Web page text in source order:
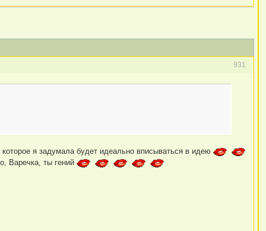
931
я задумала будет идеально вписываться в идею
Варечка, ты гений